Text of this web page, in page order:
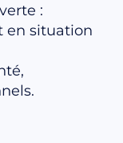
:
en situation